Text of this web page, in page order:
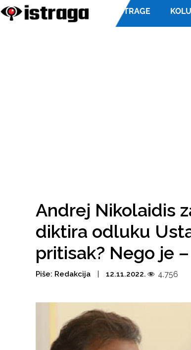
ISTRAGE
Andrej Nikolaidis
diktira odluku
pritisak? Nego je
Piše: Redakcija 12.11.2022. 4.756